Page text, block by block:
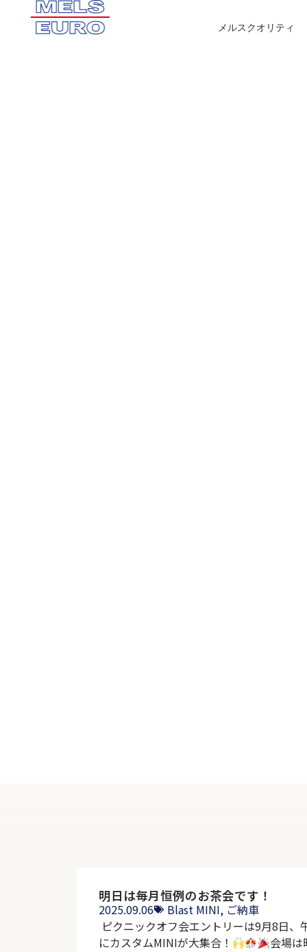
メルスクオリティ
明日は毎月恒例のお茶会です！
2025.09.06 Blast MINI, ご納車
ピクニックオフ会エントリーは9月8日
にカスタムMINIが大集合！
会場